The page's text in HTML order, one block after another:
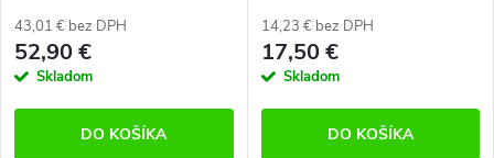
o
d
u
o
d
u
43,01 € bez DPH
52,90 €
Skladom
DO KOŠÍKA
NIVONA
14,23 € bez DPH
17,50 €
Skladom
DO KOŠÍKA